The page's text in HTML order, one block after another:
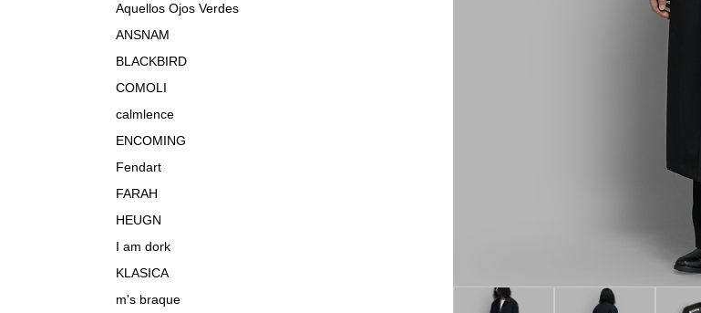
Aquellos Ojos Verdes
ANSNAM
BLACKBIRD
COMOLI
calmlence
ENCOMING
Fendart
FARAH
HEUGN
I am dork
KLASICA
m's braque